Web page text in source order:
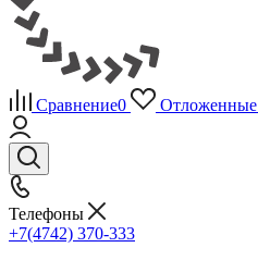
Сравнение0 Отложенные
Телефоны
+7(4742) 370-333